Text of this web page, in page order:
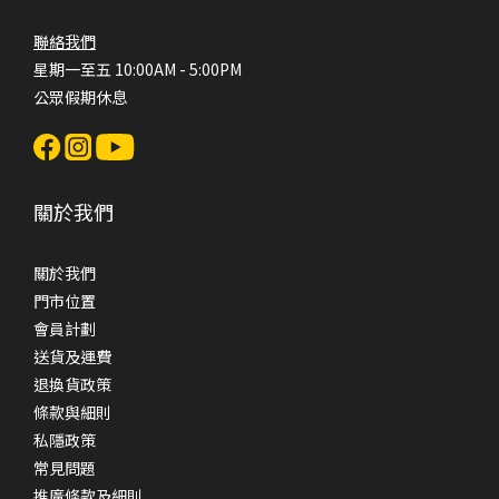
聯絡我們
星期一至五 10:00AM - 5:00PM
公眾假期休息
關於我們
關於我們
門市位置
會員計劃
送貨及運費
退換貨政策
條款與細則
私隱政策
常見問題